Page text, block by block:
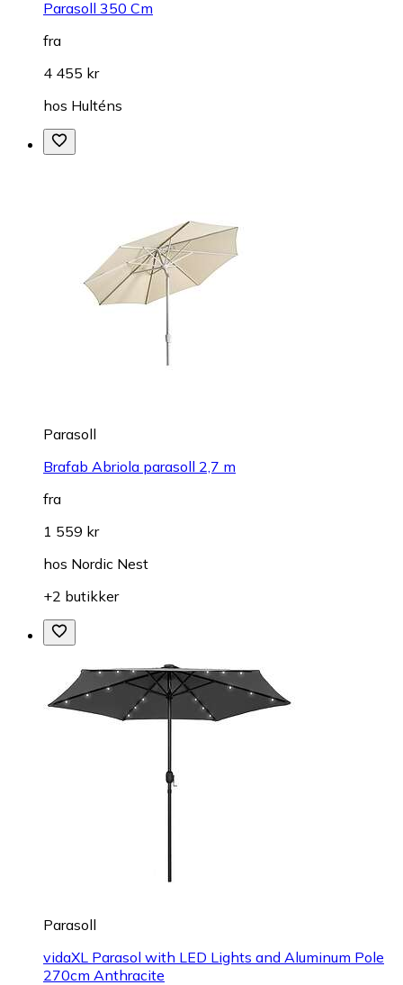
Parasoll 350 Cm
fra
4 455 kr
hos Hulténs
Parasoll
Brafab Abriola parasoll 2,7 m
fra
1 559 kr
hos Nordic Nest
+2 butikker
Parasoll
vidaXL Parasol with LED Lights and Aluminum Pole
270cm Anthracite